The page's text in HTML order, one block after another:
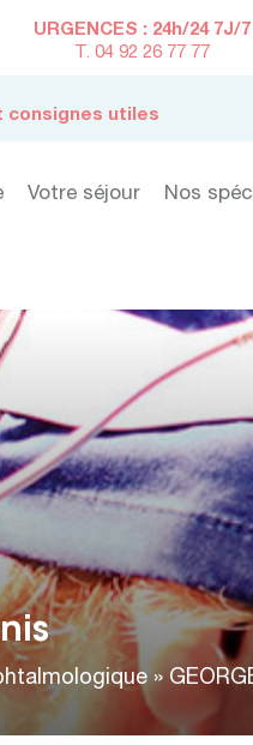
URGENCES : 24h/24 7J/7
T. 04 92 26 77 77
consignes utiles
Votre séjour Nos
»